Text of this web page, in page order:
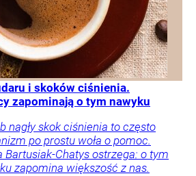
i skoków ciśnienia.
zapominają o tym nawyku
nagły skok ciśnienia to często
po prostu woła o pomoc.
Bartusiak-Chatys ostrzega: o tym
zapomina większość z nas.